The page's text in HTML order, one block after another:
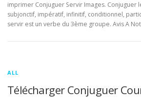
imprimer Conjuguer Servir Images. Conjuguer
subjonctif, impératif, infinitif, conditionnel,
servir est un verbe du 3ème groupe. Avis A
ALL
Télécharger Conjuguer